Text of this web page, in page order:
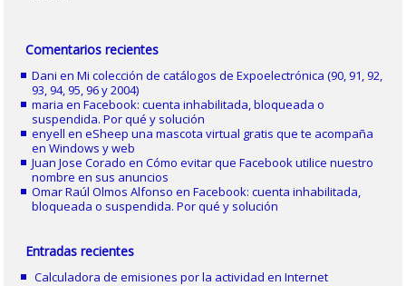
Comentarios recientes
Dani enMi colección de catálogos de Expoelectrónica (90, 91, 92,
93, 94, 95, 96 y 2004)
maria enFacebook: cuenta inhabilitada, bloqueada o
suspendida. Por qué y solución
enyell eneSheep una mascota virtual gratis que te acompaña
en Windows y web
Juan Jose Corado enCómo evitar que Facebook utilice nuestro
nombre en sus anuncios
Omar Raúl Olmos Alfonso enFacebook: cuenta inhabilitada,
bloqueada o suspendida. Por qué y solución
Entradas recientes
Calculadora de emisiones por la actividad en Internet